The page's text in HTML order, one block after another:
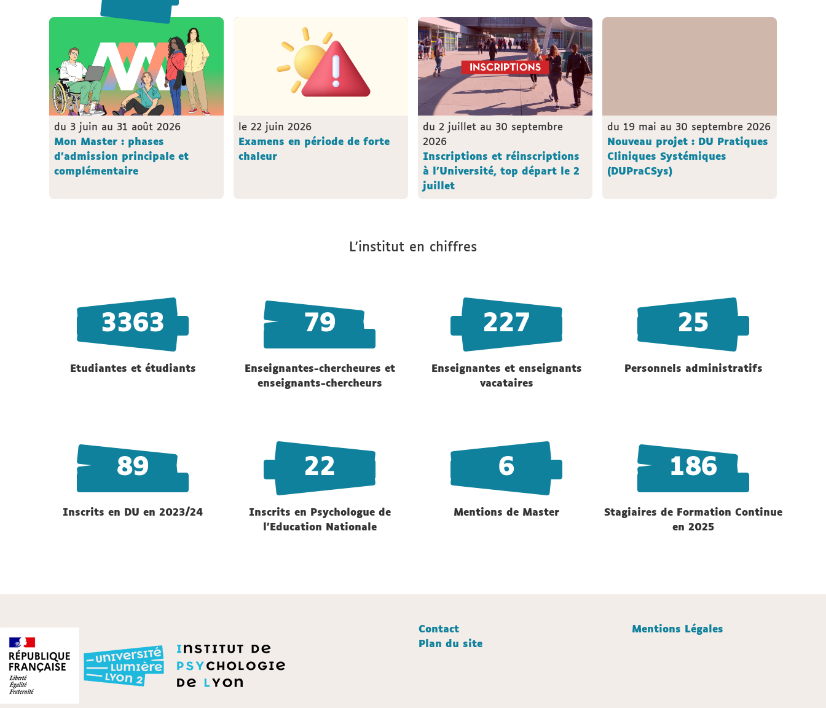
du 3 juin au 31 août 2026
Mon Master : phases
d'admission principale et
complémentaire
le 22 juin 2026
Examens en période de forte
chaleur
du 2 juillet au 30 septembre
2026
Inscriptions et réinscriptions
à l'Université, top départ le 2
juillet
du 19 mai au 30 septembre 2026
Nouveau projet : DU Pratiques
Cliniques Systémiques
(DUPraCSys)
L'institut en chiffres
3363
Etudiantes et étudiants
79
Enseignantes-chercheures et
enseignants-chercheurs
227
Enseignantes et enseignants
vacataires
25
Personnels administratifs
89
Inscrits en DU en 2023/24
22
Inscrits en Psychologue de
l'Education Nationale
6
Mentions de Master
186
Stagiaires de Formation Continue
en 2025
Contact
Mentions Légales
Plan du site